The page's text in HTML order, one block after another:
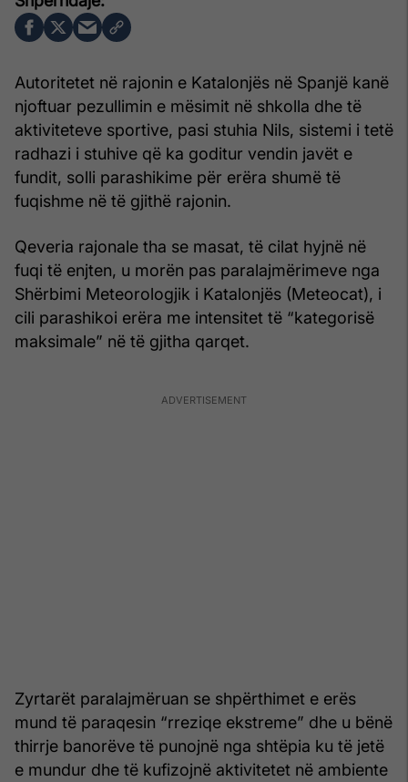
Autoritetet në rajonin e Katalonjës në Spanjë kanë
njoftuar pezullimin e mësimit në shkolla dhe të
aktiviteteve sportive, pasi stuhia Nils, sistemi i tetë
radhazi i stuhive që ka goditur vendin javët e
fundit, solli parashikime për erëra shumë të
fuqishme në të gjithë rajonin.
Qeveria rajonale tha se masat, të cilat hyjnë në
fuqi të enjten, u morën pas paralajmërimeve nga
Shërbimi Meteorologjik i Katalonjës (Meteocat), i
cili parashikoi erëra me intensitet të “kategorisë
maksimale” në të gjitha qarqet.
Zyrtarët paralajmëruan se shpërthimet e erës
mund të paraqesin “rreziqe ekstreme” dhe u bënë
thirrje banorëve të punojnë nga shtëpia ku të jetë
e mundur dhe të kufizojnë aktivitetet në ambiente